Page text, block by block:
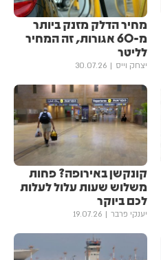
מחיר הדלק מזנק ביותר
מ-60 אגורות, זה המחיר
לליטר
יצחק וייס 30.07.26
קונקשן באירופה? פחות
משלוש שעות עלול לעלות
לכם ביוקר
יענקי פרבר 19.07.26